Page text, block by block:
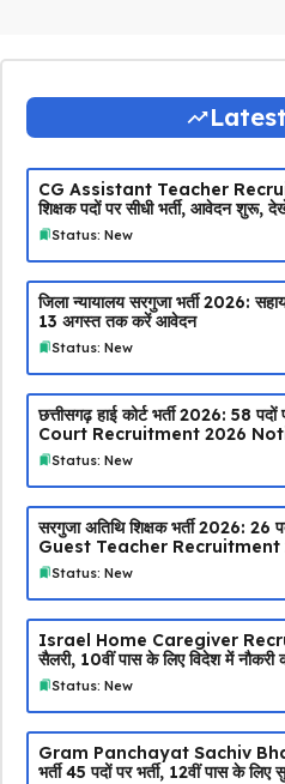
CG Assistant Teacher
शिक्षक पदों पर सीधी भर्ती, आवेदन शुरू,
Status: New
जिला न्यायालय सरगुजा भर्ती 2026:
13 अगस्त तक करें आवेदन
Status: New
छत्तीसगढ़ हाई कोर्ट भर्ती 2026: 58
Court Recruitment 2026
Status: New
सरगुजा अतिथि शिक्षक भर्ती 2026:
Guest Teacher
Status: New
Israel Home Caregiver
सैलरी, 10वीं पास के लिए विदेश में नौकरी
Status: New
Gram Panchayat Sachiv
भर्ती 45 पदों पर भर्ती, 12वीं पास के लिए